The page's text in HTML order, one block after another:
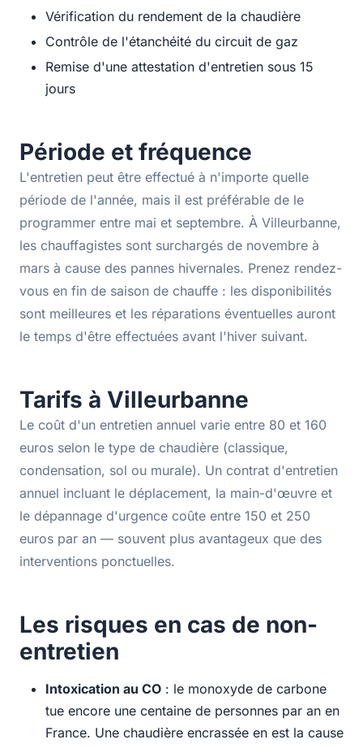
Vérification du rendement de la chaudière
Contrôle de l'étanchéité du circuit de gaz
Remise d'une attestation d'entretien sous 15
jours
Période et fréquence
L'entretien peut être effectué à n'importe quelle
période de l'année, mais il est préférable de le
programmer entre mai et septembre. À Villeurbanne,
les chauffagistes sont surchargés de novembre à
mars à cause des pannes hivernales. Prenez rendez-
vous en fin de saison de chauffe : les disponibilités
sont meilleures et les réparations éventuelles auront
le temps d'être effectuées avant l'hiver suivant.
Tarifs à Villeurbanne
Le coût d'un entretien annuel varie entre 80 et 160
euros selon le type de chaudière (classique,
condensation, sol ou murale). Un contrat d'entretien
annuel incluant le déplacement, la main-d'œuvre et
le dépannage d'urgence coûte entre 150 et 250
euros par an — souvent plus avantageux que des
interventions ponctuelles.
Les risques en cas de non-
entretien
Intoxication au CO : le monoxyde de carbone
tue encore une centaine de personnes par an en
France. Une chaudière encrassée en est la cause